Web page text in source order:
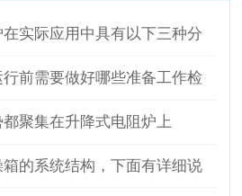
实际应用中具有以下三种分
前需要做好哪些准备工作检
聚集在升降式电阻炉上
的系统结构，下面有详细说